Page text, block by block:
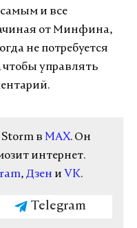
и все
от Минфина,
не потребуется
чтобы управлять
в MAX. Он
интернет.
, Дзен и VK.
Telegram